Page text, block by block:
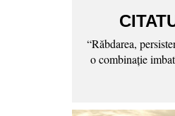
“Răbdarea,
o combinaţie